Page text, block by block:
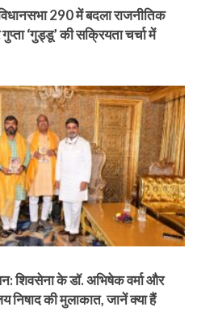
290 में बदला राजनीतिक
‘गुड्डू’ की सक्रियता चर्चा में
शिवसेना के डॉ. अभिषेक वर्मा और
निषाद की मुलाकात, जानें क्या हैं